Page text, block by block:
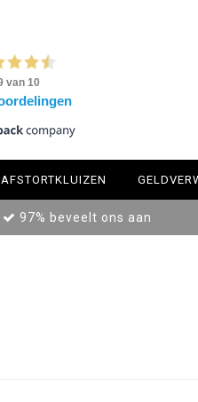
AFSTORTKLUIZEN
97% beveelt ons aan